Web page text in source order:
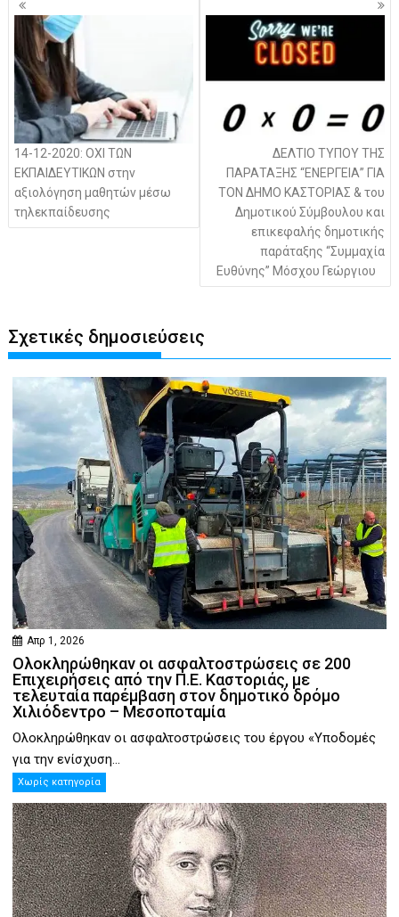
άρθρων
14-12-2020: ΟΧΙ ΤΩΝ
ΕΚΠΑΙΔΕΥΤΙΚΩΝ στην
αξιολόγηση μαθητών μέσω
τηλεκπαίδευσης
ΔΕΛΤΙΟ ΤΥΠΟΥ ΤΗΣ
ΠΑΡΑΤΑΞΗΣ “ΕΝΕΡΓΕΙΑ” ΓΙΑ
ΤΟΝ ΔΗΜΟ ΚΑΣΤΟΡΙΑΣ & του
Δημοτικού Σύμβουλου και
επικεφαλής δημοτικής
παράταξης “Συμμαχία
Ευθύνης” Μόσχου Γεώργιου
Σχετικές δημοσιεύσεις
Απρ 1, 2026
Ολοκληρώθηκαν οι ασφαλτοστρώσεις σε 200
Επιχειρήσεις από την Π.Ε. Καστοριάς, με
τελευταία παρέμβαση στον δημοτικό δρόμο
Χιλιόδεντρο – Μεσοποταμία
Ολοκληρώθηκαν οι ασφαλτοστρώσεις του έργου «Υποδομές
για την ενίσχυση...
Χωρίς κατηγορία